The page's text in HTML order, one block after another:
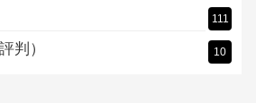
ャレンジ！ 8